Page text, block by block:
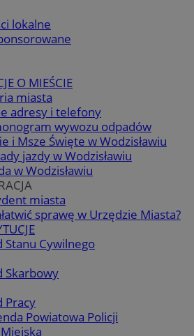
lokalne
O MIEŚCIE
miasta
adresy i telefony
wywozu odpadów
i Msze Święte w Wodzisławiu
jazdy w Wodzisławiu
w Wodzisławiu
miasta
sprawę w Urzędzie Miasta?
Stanu Cywilnego
Skarbowy
Pracy
Powiatowa Policji